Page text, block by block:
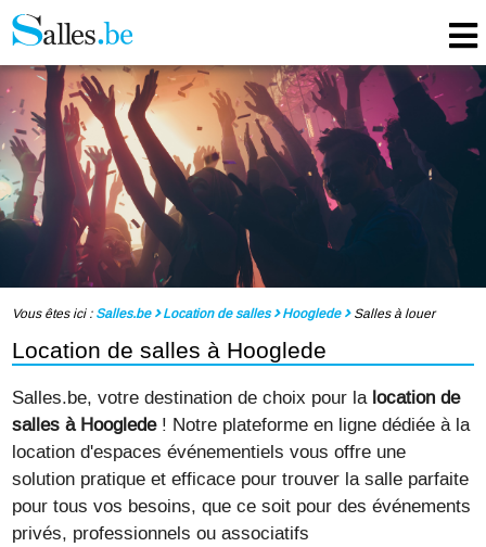
Vous êtes ici : Salles.be Location de salles Hooglede Salles à louer
Location de salles à Hooglede
Salles.be, votre destination de choix pour la location de
salles à Hooglede! Notre plateforme en ligne dédiée à la
location d'espaces événementiels vous offre une
solution pratique et efficace pour trouver la salle parfaite
pour tous vos besoins, que ce soit pour des événements
privés, professionnels ou associatifs